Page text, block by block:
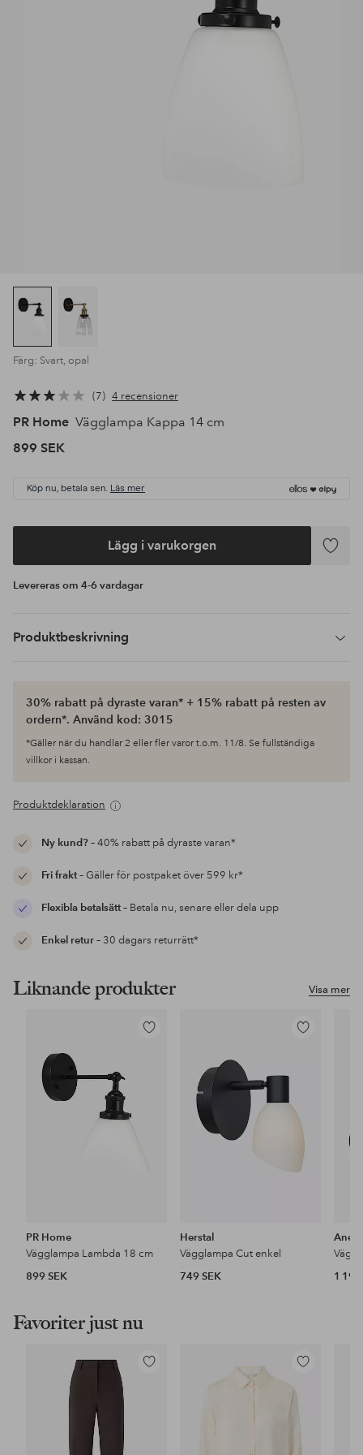
Färg: Svart, opal
7 4 recensioner
PR Home Vägglampa Kappa 14 cm
899 SEK
Köp nu, betala sen. Läs mer
Lägg i varukorgen
Lägg
Levereras om 4-6 vardagar
Produktbeskrivning
30% rabatt på dyraste varan* + 15% rabatt på resten av
ordern*. Använd kod: 3015
*Gäller när du handlar 2 eller fler varor t.o.m. 11/8. Se fullständiga
villkor i kassan.
Produktdeklaration
Ny kund?– 40% rabatt på dyraste varan*
Fri frakt– Gäller för postpaket över 599 kr*
Flexibla betalsätt– Betala nu, senare eller dela upp
Enkel retur– 30 dagars returrätt*
Visa mer
Liknande produkter
Lägg
PR Home
Vägglampa Lambda 18 cm
899 SEK
Lägg
Herstal
Vägglampa Cut enkel
749 SEK
1 199
Favoriter just nu
Lägg
Lägg
i